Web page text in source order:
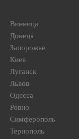
Винница
Донецк
Запорожье
Киев
Луганск
Львов
Одесса
Ровно
Симферополь
Тернополь